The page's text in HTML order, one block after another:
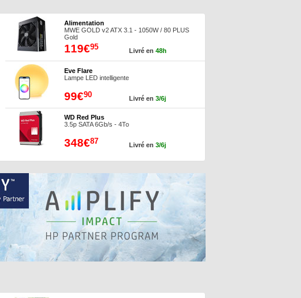
Alimentation
MWE GOLD v2 ATX 3.1 - 1050W / 80 PLUS
Gold
Livré en 48h
119€95
Eve Flare
Lampe LED intelligente
Livré en 3/6j
99€90
WD Red Plus
3.5p SATA 6Gb/s - 4To
Livré en 3/6j
348€87